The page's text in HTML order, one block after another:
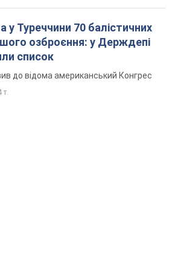
у Туреччини 70 балістичних
озброєння: у Держдепі
список
до відома американський Конгрес
т.